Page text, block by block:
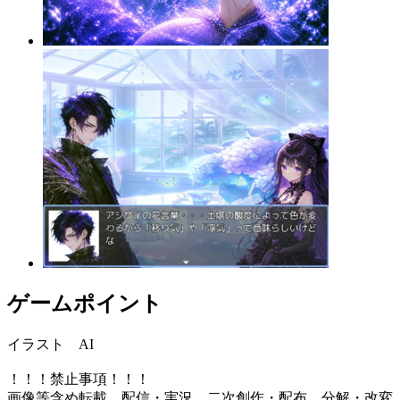
ゲームポイント
イラスト AI
！！！禁止事項！！！